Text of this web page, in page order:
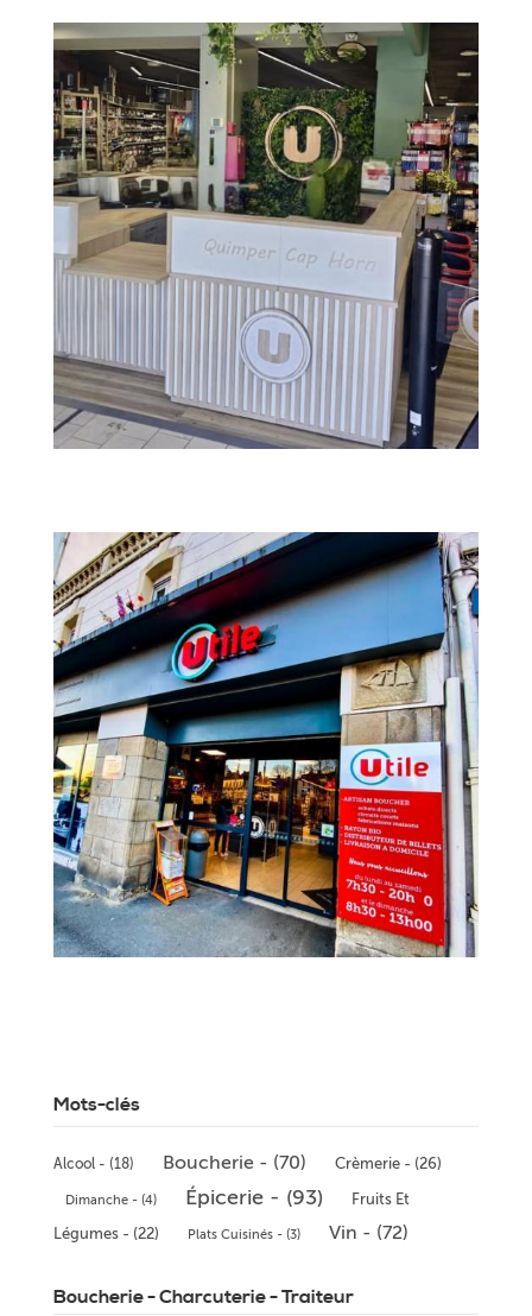
Mots-clés
Alcool - (18) Boucherie - (70) Crèmerie - (26)
Dimanche - (4) Épicerie - (93) Fruits Et
Légumes - (22) Plats Cuisinés - (3) Vin - (72)
Boucherie - Charcuterie - Traiteur